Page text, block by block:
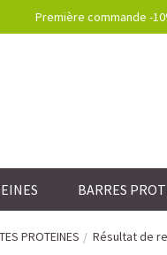
Première commande -
BARRES
PROTEINES Résultat de